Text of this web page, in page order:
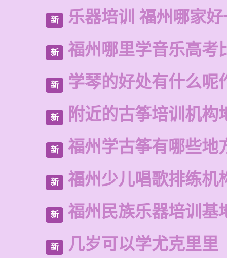
新 乐器培训 福州哪家
新 福州哪里学音乐高考
新 学琴的好处有什么呢
新 附近的古筝培训机构
新 福州学古筝有哪些地
新 福州少儿唱歌排练机
新 福州民族乐器培训基
新 几岁可以学尤克里里